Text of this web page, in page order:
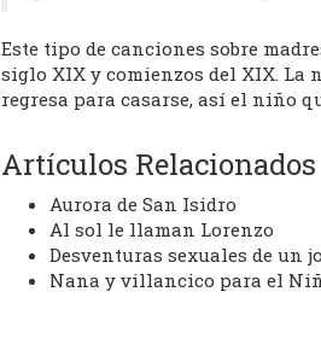
Este tipo de canciones sobre
siglo XIX y comienzos del XIX.
regresa para casarse, así el niño
Artículos Relacionados
Aurora de San Isidro
Al sol le llaman Lorenzo
Desventuras sexuales de un
Nana y villancico para el